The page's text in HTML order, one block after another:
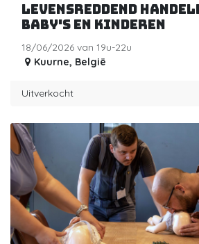
Levensreddend
baby's en kinderen
18/06/2026 van 19u-22u
Kuurne, België
Uitverkocht